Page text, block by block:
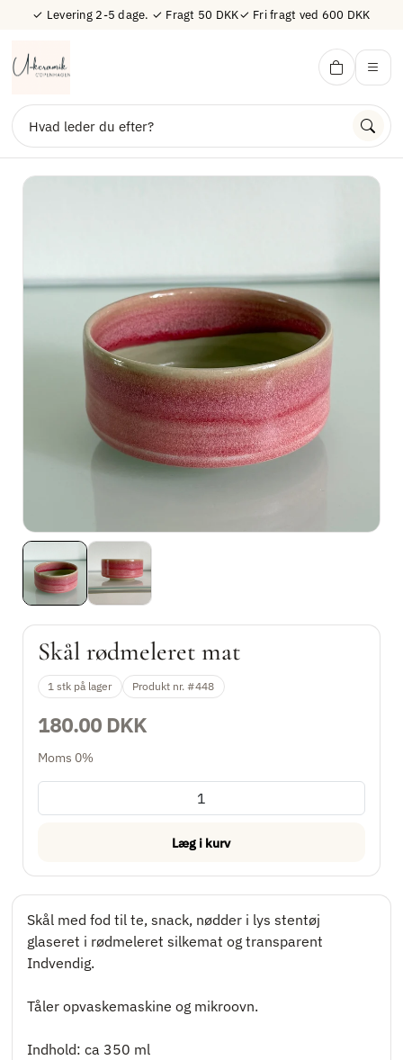
✓ Levering 2-5 dage. ✓ Fragt 50 DKK✓ Fri fragt ved 600 DKK
U-Keramik
Udvalgt keramik og nyheder
Alle produkter
Skeholdere - Bestseller
Kopper & krus
Matcha og te skåle
Skåle
Tallerkener
Gaveidéer
Unika keramik
Jul
Om
Skål rødmeleret mat
1 stk på lager Produkt nr. #448
180.00 DKK
Moms 0%
Læg i kurv
Skål med fod til te, snack, nødder i lys stentøj
glaseret i rødmeleret silkemat og transparent
Indvendig.
Tåler opvaskemaskine og mikroovn.
Indhold: ca 350 ml